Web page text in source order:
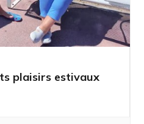
plaisirs estivaux